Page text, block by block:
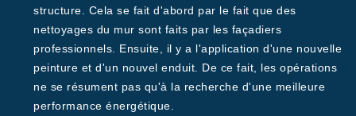
structure. Cela se fait d'abord par le fait que des
nettoyages du mur sont faits par les façadiers
professionnels. Ensuite, il y a l'application d'une nouvelle
peinture et d'un nouvel enduit. De ce fait, les opérations
ne se résument pas qu'à la recherche d'une meilleure
performance énergétique.